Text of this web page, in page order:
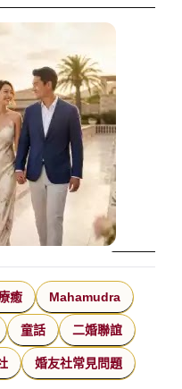
癒 Mahamudra
童話 二婚聯誼
婚友社常見問題